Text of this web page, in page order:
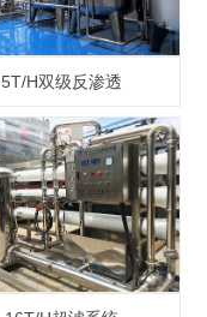
5T/H双级反渗透